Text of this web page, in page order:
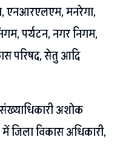
एनआरएलएम, मनरेगा,
पर्यटन, नगर निगम,
परिषद, सेतु आदि
अशोक
में जिला विकास अधिकारी,